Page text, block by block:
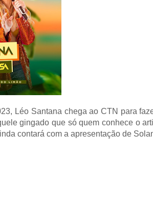
Léo Santana chega ao CTN para
gingado que só quem conhece o
contará com a apresentação de